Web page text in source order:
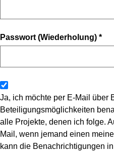
Passwort (Wiederholung) *
Ja, ich möchte per E-Mail über
Beteiligungsmöglichkeiten
alle Projekte, denen ich folge.
Mail, wenn jemand einen
kann die Benachrichtigungen